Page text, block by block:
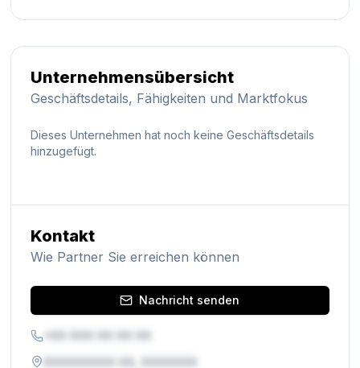
Unternehmensübersicht
Geschäftsdetails, Fähigkeiten und Marktfokus
Dieses Unternehmen hat noch keine Geschäftsdetails
hinzugefügt.
Kontakt
Wie Partner Sie erreichen können
Nachricht senden